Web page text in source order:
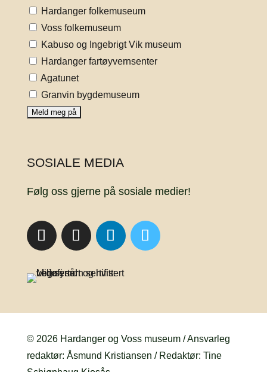
Hardanger folkemuseum
Voss folkemuseum
Kabuso og Ingebrigt Vik museum
Hardanger fartøyvernsenter
Agatunet
Granvin bygdemuseum
SOSIALE MEDIA
Følg oss gjerne på sosiale medier!
© 2026 Hardanger og Voss museum / Ansvarleg
redaktør: Åsmund Kristiansen / Redaktør: Tine